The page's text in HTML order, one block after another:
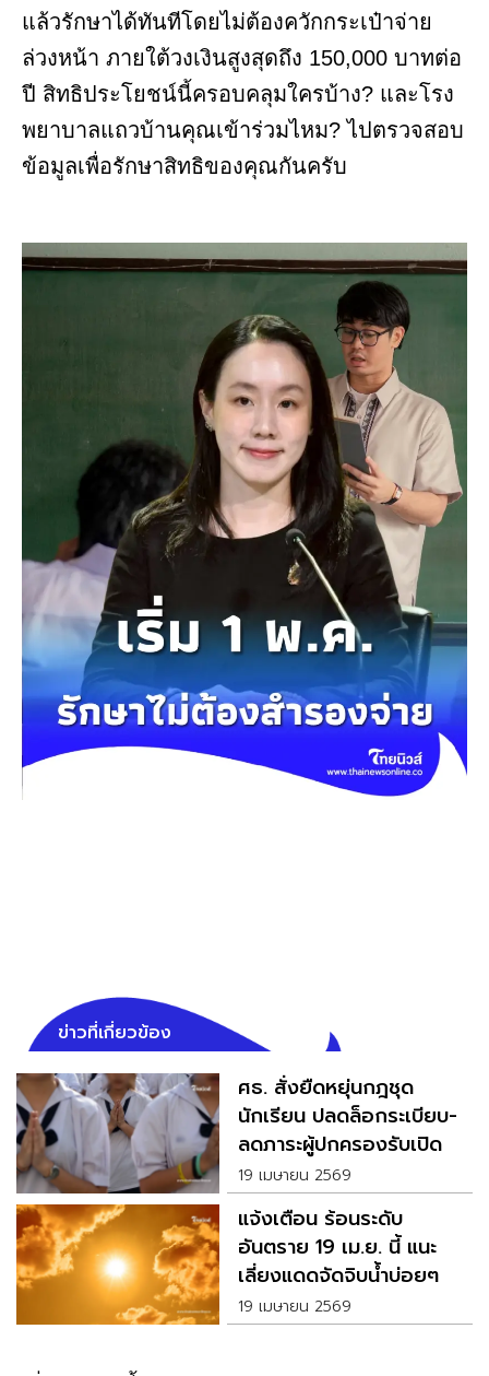
แล้วรักษาได้ทันทีโดยไม่ต้องควักกระเป๋าจ่าย
ล่วงหน้า ภายใต้วงเงินสูงสุดถึง 150,000 บาทต่อ
ปี สิทธิประโยชน์นี้ครอบคลุมใครบ้าง? และโรง
พยาบาลแถวบ้านคุณเข้าร่วมไหม? ไปตรวจสอบ
ข้อมูลเพื่อรักษาสิทธิของคุณกันครับ
ข่าวที่เกี่ยวข้อง
ศธ. สั่งยืดหยุ่นกฎชุด
นักเรียน ปลดล็อกระเบียบ-
ลดภาระผู้ปกครองรับเปิด
เทอมนี้
19 เมษายน 2569
แจ้งเตือน ร้อนระดับ
อันตราย 19 เม.ย. นี้ แนะ
เลี่ยงแดดจัดจิบน้ำบ่อยๆ
19 เมษายน 2569